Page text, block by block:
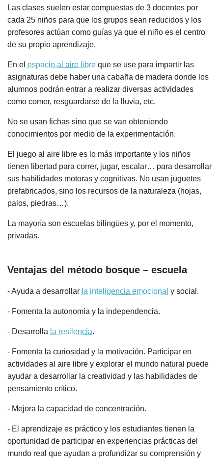
Las clases suelen estar compuestas de 3 docentes por
cada 25 niños para que los grupos sean reducidos y los
profesores actúan como guías ya que el niño es el centro
de su propio aprendizaje.
En el espacio al aire libre que se use para impartir las
asignaturas debe haber una cabaña de madera donde los
alumnos podrán entrar a realizar diversas actividades
como comer, resguardarse de la lluvia, etc.
No se usan fichas sino que se van obteniendo
conocimientos por medio de la experimentación.
El juego al aire libre es lo más importante y los niños
tienen libertad para correr, jugar, escalar… para desarrollar
sus habilidades motoras y cognitivas. No usan juguetes
prefabricados, sino los recursos de la naturaleza (hojas,
palos, piedras…).
La mayoría son escuelas bilingües y, por el momento,
privadas.
Ventajas del método bosque – escuela
- Ayuda a desarrollar la inteligencia emocional y social.
- Fomenta la autonomía y la independencia.
- Desarrolla la resilencia.
- Fomenta la curiosidad y la motivación. Participar en
actividades al aire libre y explorar el mundo natural puede
ayudar a desarrollar la creatividad y las habilidades de
pensamiento crítico.
- Mejora la capacidad de concentración.
- El aprendizaje es práctico y los estudiantes tienen la
oportunidad de participar en experiencias prácticas del
mundo real que ayudan a profundizar su comprensión y